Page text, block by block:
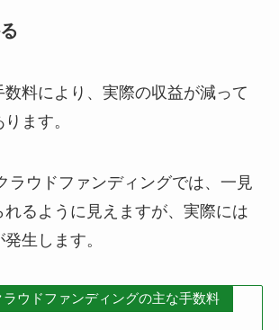
料により、実際の収益が減って
ます。
ラウドファンディングでは、一見
れるように見えますが、実際には
生します。
ウドファンディングの主な手数料